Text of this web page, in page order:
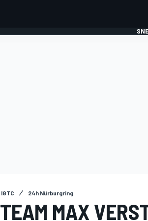
IGTC 24h Nürburgring
TEAM MAX